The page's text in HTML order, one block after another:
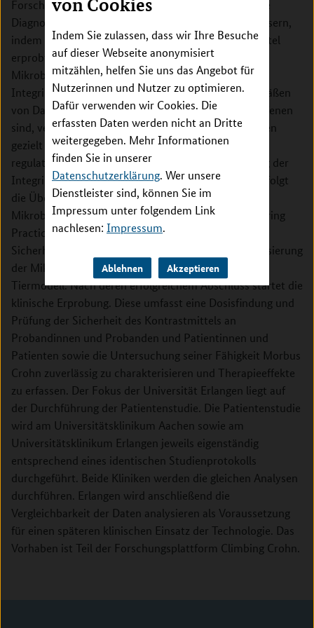
von Cookies
Indem Sie zulassen, dass wir Ihre Besuche
auf dieser Webseite anonymisiert
mitzählen, helfen Sie uns das Angebot für
Nutzerinnen und Nutzer zu optimieren.
Dafür verwenden wir Cookies. Die
erfassten Daten werden nicht an Dritte
weitergegeben. Mehr Informationen
finden Sie in unserer
Datenschutzerklärung. Wer unsere
Dienstleister sind, können Sie im
Impressum unter folgendem Link
nachlesen: Impressum.
Ablehnen Akzeptieren
Forschungsplattform Climbing Crohn ist es daher die
Diagnose und Therapie von Morbus Crohn zu verbessern,
indem ein neues molekulares Ultraschallkontrastmittel
erprobt wird, das aus polymeren, luftgefüllten
Mikrobläschen besteht und gegen den Marker aVß3-
Integrin gerichtet ist. aVß3-Integrin wird auf Blutgefäßen
von Darmabschnitten, die von Morbus Crohn betroffenen
sind, vermehrt gebildet und von neuen Medikamenten
gezielt gehemmt. Das Projekt umfasst den gesamten
regulatorischen Prozess bis zur klinischen Erprobung der
Integrin-zielgerichteten Mikrobläschen. Zunächst erfolgt
die Übertragung des Herstellungsprozesses der
Mikrobläschen entsprechend einer Good Manufacturing
Practice Produktion. Anschließend erfolgt die
Sicherheitstestung und pharmakologische Charakerisierung
der Mikrobläschen sowie Machbarkeitsstudien im
Tiermodell. Nach deren erfolgreichem Abschluss startet die
klinische Erprobung. Diese umfasst eine Dosisfindung und
Prüfung der Sicherheit des Kontrastmittels an
Probandinnen und Probanden und Patientinnen und
Patienten sowie die Untersuchung seiner Fähigkeit Morbus
Crohn zuverlässig zu charakterisieren und Therapieeffekte
zu erfassen. Der Fokus der Universität Erlangen liegt auf
der Durchführung der Patientenstudie. Die Patientenstudie
wird am Universitätsklinikum Aachen sowie am
Universitätsklinikum Erlangen jeweils eigenständig
entsprechend eines identischen Studienprotokolls
durchgeführt. Beide Kliniken werden die gleichen Analysen
durchführen. Erlangen wird anschließend die
Vergleichbarkeit der Daten analysieren als Voraussetzung
für einen späteren klinischen Einsatz der Technologie. Das
Vorhaben ist Teil der Forschungsplattform Climbing Crohn.